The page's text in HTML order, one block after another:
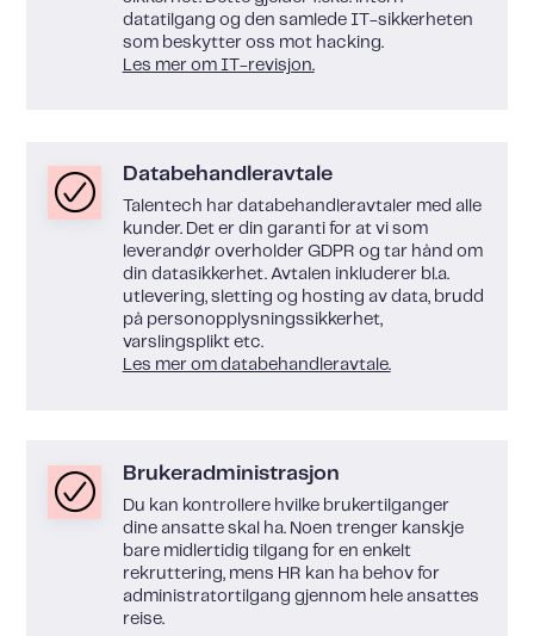
datatilgang og den samlede IT-sikkerheten
som beskytter oss mot hacking.
Les mer om IT-revisjon.
Databehandleravtale
Talentech har databehandleravtaler med alle
kunder. Det er din garanti for at vi som
leverandør overholder GDPR og tar hånd om
din datasikkerhet. Avtalen inkluderer bl.a.
utlevering, sletting og hosting av data, brudd
på personopplysningssikkerhet,
varslingsplikt etc.
Les mer om databehandleravtale.
Brukeradministrasjon
Du kan kontrollere hvilke brukertilganger
dine ansatte skal ha. Noen trenger kanskje
bare midlertidig tilgang for en enkelt
rekruttering, mens HR kan ha behov for
administratortilgang gjennom hele ansattes
reise.